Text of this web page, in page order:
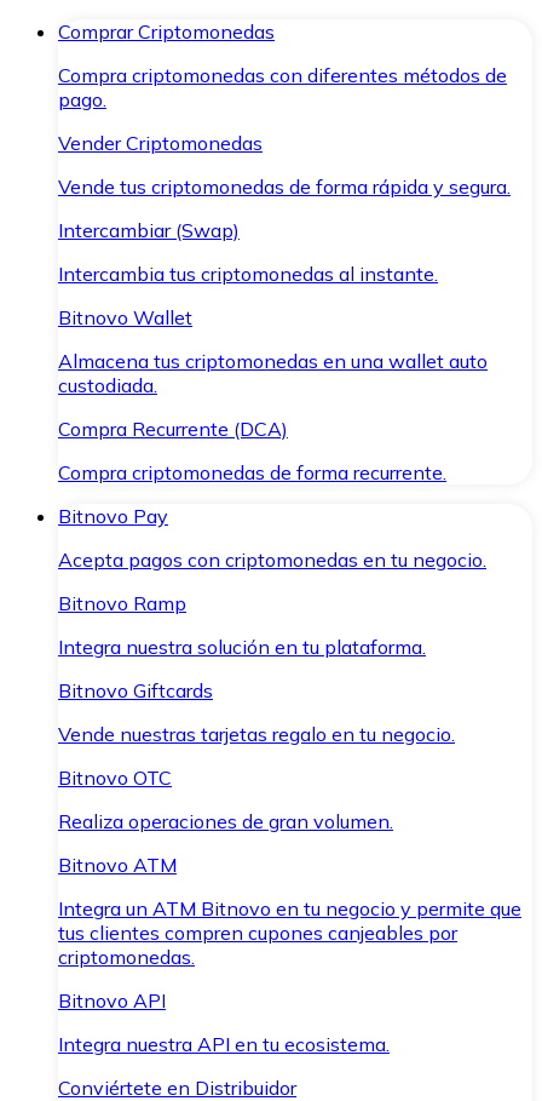
Comprar Criptomonedas
Compra criptomonedas con diferentes métodos de
pago.
Vender Criptomonedas
Vende tus criptomonedas de forma rápida y segura.
Intercambiar (Swap)
Intercambia tus criptomonedas al instante.
Bitnovo Wallet
Almacena tus criptomonedas en una wallet auto
custodiada.
Compra Recurrente (DCA)
Compra criptomonedas de forma recurrente.
Bitnovo Pay
Acepta pagos con criptomonedas en tu negocio.
Bitnovo Ramp
Integra nuestra solución en tu plataforma.
Bitnovo Giftcards
Vende nuestras tarjetas regalo en tu negocio.
Bitnovo OTC
Realiza operaciones de gran volumen.
Bitnovo ATM
Integra un ATM Bitnovo en tu negocio y permite que
tus clientes compren cupones canjeables por
criptomonedas.
Bitnovo API
Integra nuestra API en tu ecosistema.
Conviértete en Distribuidor